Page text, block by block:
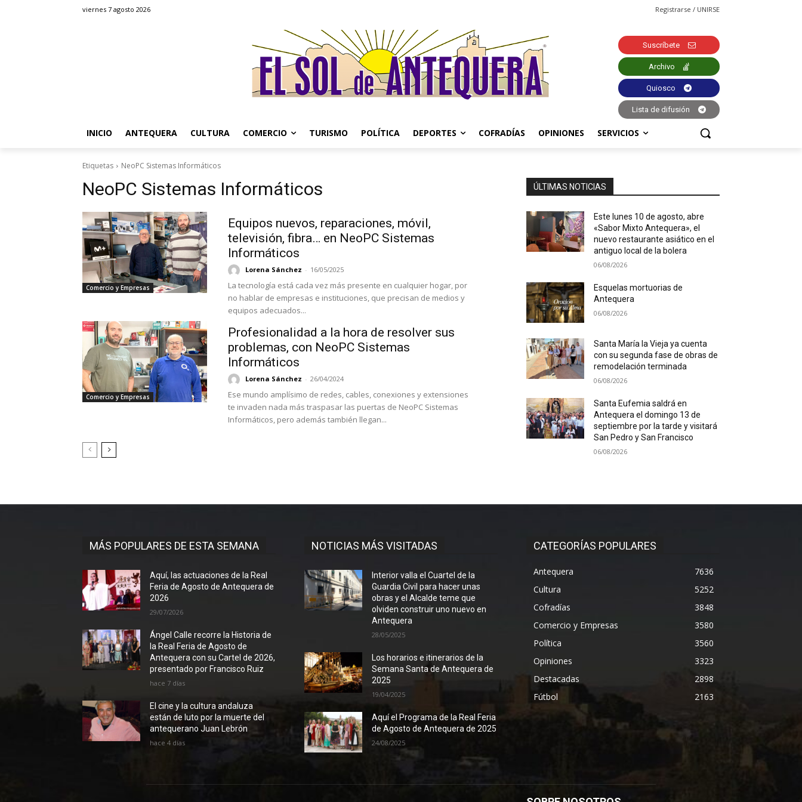
viernes 7 agosto 2026 Registrarse / UNIRSE
Suscríbete
Archivo
Quiosco
Lista de difusión
INICIO ANTEQUERA CULTURA COMERCIO TURISMO POLÍTICA DEPORTES COFRADÍAS OPINIONES SERVICIOS
Etiquetas NeoPC Sistemas Informáticos
NeoPC Sistemas Informáticos
Comercio y Empresas
Equipos nuevos, reparaciones, móvil,
televisión, fibra… en NeoPC Sistemas
Informáticos
Lorena Sánchez - 16/05/2025
La tecnología está cada vez más presente en cualquier hogar, por
no hablar de empresas e instituciones, que precisan de medios y
equipos adecuados...
Comercio y Empresas
Profesionalidad a la hora de resolver sus
problemas, con NeoPC Sistemas
Informáticos
Lorena Sánchez - 26/04/2024
Ese mundo amplísimo de redes, cables, conexiones y extensiones
te invaden nada más traspasar las puertas de NeoPC Sistemas
Informáticos, pero además también llegan...
ÚLTIMAS NOTICIAS
Este lunes 10 de agosto, abre
«Sabor Mixto Antequera», el
nuevo restaurante asiático en el
antiguo local de la bolera
06/08/2026
Esquelas mortuorias de
Antequera
06/08/2026
Santa María la Vieja ya cuenta
con su segunda fase de obras de
remodelación terminada
06/08/2026
Santa Eufemia saldrá en
Antequera el domingo 13 de
septiembre por la tarde y visitará
San Pedro y San Francisco
06/08/2026
MÁS POPULARES DE ESTA SEMANA
Aquí, las actuaciones de la Real
Feria de Agosto de Antequera de
2026
29/07/2026
Ángel Calle recorre la Historia de
la Real Feria de Agosto de
Antequera con su Cartel de 2026,
presentado por Francisco Ruiz
hace 7 días
El cine y la cultura andaluza
están de luto por la muerte del
antequerano Juan Lebrón
hace 4 días
NOTICIAS MÁS VISITADAS
Interior valla el Cuartel de la
Guardia Civil para hacer unas
obras y el Alcalde teme que
olviden construir uno nuevo en
Antequera
28/05/2025
Los horarios e itinerarios de la
Semana Santa de Antequera de
2025
19/04/2025
Aquí el Programa de la Real Feria
de Agosto de Antequera de 2025
24/08/2025
CATEGORÍAS POPULARES
Antequera
7636
Cultura
5252
Cofradías
3848
Comercio y Empresas
3580
Política
3560
Opiniones
3323
Destacadas
2898
Fútbol
2163